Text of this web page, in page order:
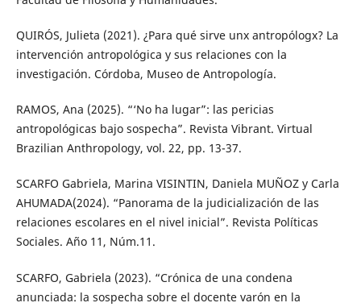
QUIRÓS, Julieta (2021). ¿Para qué sirve unx antropólogx? La
intervención antropológica y sus relaciones con la
investigación. Córdoba, Museo de Antropología.
RAMOS, Ana (2025). “‘No ha lugar”: las pericias
antropológicas bajo sospecha”. Revista Vibrant. Virtual
Brazilian Anthropology, vol. 22, pp. 13-37.
SCARFO Gabriela, Marina VISINTIN, Daniela MUÑOZ y Carla
AHUMADA(2024). “Panorama de la judicialización de las
relaciones escolares en el nivel inicial”. Revista Políticas
Sociales. Año 11, Núm.11.
SCARFO, Gabriela (2023). “Crónica de una condena
anunciada: la sospecha sobre el docente varón en la